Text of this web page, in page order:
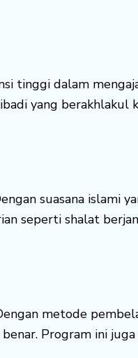
tinggi dalam
yang berakhlakul
suasana islami
seperti shalat
metode
Program ini